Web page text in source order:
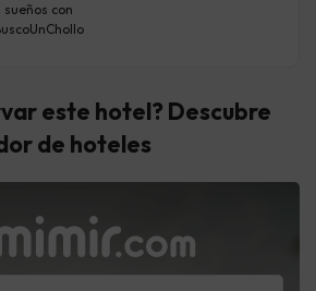
sueños con
este hotel? Descubre
de hoteles